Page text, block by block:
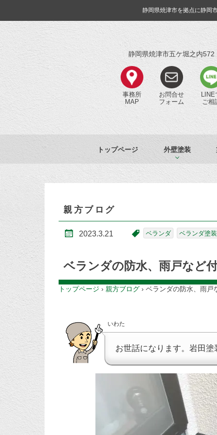
静岡県焼津市を拠点に静岡
静岡県焼津市五ケ堀之内572
事務所
MAP
お問合せ
フォーム
LINE
ご相
トップページ 外壁塗装
親方ブログ
2023.3.21 ベランダ ベランダ塗装
ベランダの防水、雨戸など
トップページ › 親方ブログ › ベランダの防水、雨戸
いわた
お世話になります。岩田塗